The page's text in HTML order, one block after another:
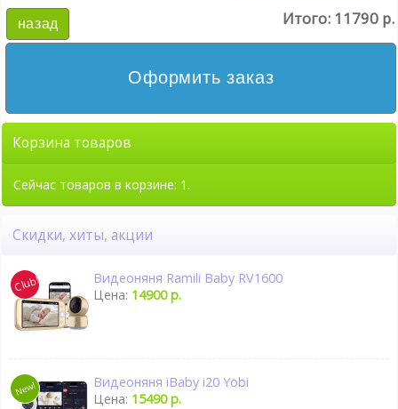
назад Итого: 11790 р.
Оформить заказ
Корзина товаров
Сейчас товаров в корзине: 1.
Скидки, хиты, акции
Видеоняня Ramili Baby RV1600
Цена: 14900 р.
Видеоняня iBaby i20 Yobi
Цена: 15490 р.